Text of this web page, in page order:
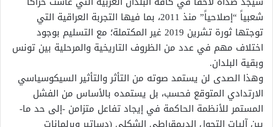
شعبياً “إصلاحياً” منذ 2011، بما فيها التجربة العراقية التي
توجتها ثورة تشرين 2019 غير المكتملة؛ مع التسليم بوجود
اختلاف مهم في عدد من الظروف التاريخية والمرحلية بين تونس
وبقية البلدان.
وهذا الصدى لن يستمد صوته من التأثر والتأثير السيكوسياسي
الارتدادي المتوقع فحسب، بل يستمده بالأساس من الفشل
المستمر للأنظمة الحاكمة في إيجاد تفاعل متزامن -إلى حد ما-